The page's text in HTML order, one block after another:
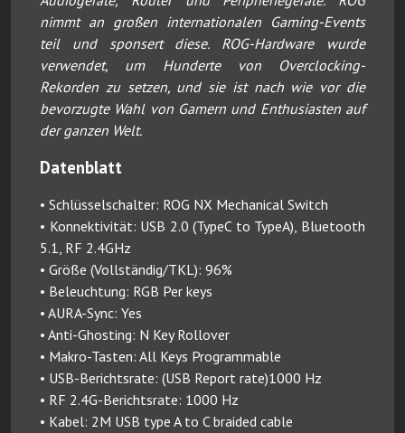
nimmt an großen internationalen Gaming-Events
teil und sponsert diese. ROG-Hardware wurde
verwendet, um Hunderte von Overclocking-
Rekorden zu setzen, und sie ist nach wie vor die
bevorzugte Wahl von Gamern und Enthusiasten auf
der ganzen Welt.
Datenblatt
• Schlüsselschalter: ROG NX Mechanical Switch
• Konnektivität: USB 2.0 (TypeC to TypeA), Bluetooth
5.1, RF 2.4GHz
• Größe (Vollständig/TKL): 96%
• Beleuchtung: RGB Per keys
• AURA-Sync: Yes
• Anti-Ghosting: N Key Rollover
• Makro-Tasten: All Keys Programmable
• USB-Berichtsrate: (USB Report rate)1000 Hz
• RF 2.4G-Berichtsrate: 1000 Hz
• Kabel: 2M USB type A to C braided cable